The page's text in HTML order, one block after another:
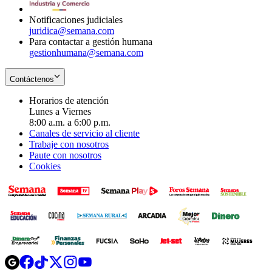
Notificaciones judiciales
juridica@semana.com
Para contactar a gestión humana
gestionhumana@semana.com
Contáctenos
Horarios de atención
Lunes a Viernes
8:00 a.m. a 6:00 p.m.
Canales de servicio al cliente
Trabaje con nosotros
Paute con nosotros
Cookies
OpensOpensOpensOpens